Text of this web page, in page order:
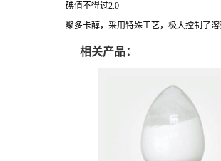
碘值不得过2.0
聚多卡醇，采用特殊工艺，极大控制了溶
相关产品：